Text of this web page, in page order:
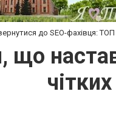
до SEO-фахівця: ТОП
що